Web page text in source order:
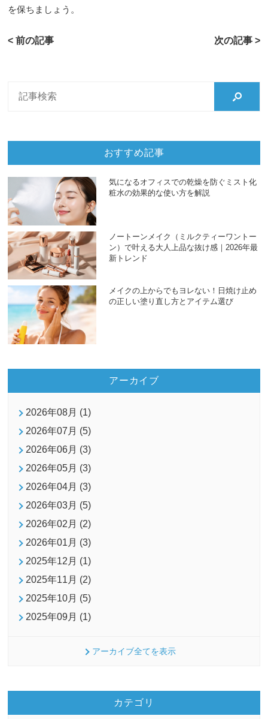
を保ちましょう。
< 前の記事 次の記事 >
おすすめ記事
気になるオフィスでの乾燥を防ぐミスト化
粧水の効果的な使い方を解説
ノートーンメイク（ミルクティーワントー
ン）で叶える大人上品な抜け感｜2026年最
新トレンド
メイクの上からでもヨレない！日焼け止め
の正しい塗り直し方とアイテム選び
アーカイブ
2026年08月 (1)
2026年07月 (5)
2026年06月 (3)
2026年05月 (3)
2026年04月 (3)
2026年03月 (5)
2026年02月 (2)
2026年01月 (3)
2025年12月 (1)
2025年11月 (2)
2025年10月 (5)
2025年09月 (1)
アーカイブ全てを表示
カテゴリ